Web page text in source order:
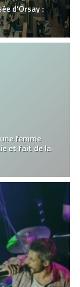
d’Orsay :
femme
et fait de la